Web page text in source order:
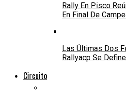
Rally En Pisco
En Final De
Las Últimas Dos
Rallyacp Se
Circuito